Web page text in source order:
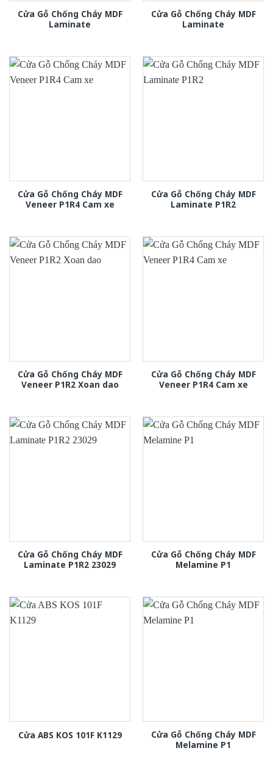
Cửa Gỗ Chống Cháy MDF
Laminate
Cửa Gỗ Chống Cháy MDF
Laminate
Cửa Gỗ Chống Cháy MDF
Veneer P1R4 Cam xe
Cửa Gỗ Chống Cháy MDF
Laminate P1R2
Cửa Gỗ Chống Cháy MDF
Veneer P1R2 Xoan dao
Cửa Gỗ Chống Cháy MDF
Veneer P1R4 Cam xe
Cửa Gỗ Chống Cháy MDF
Laminate P1R2 23029
Cửa Gỗ Chống Cháy MDF
Melamine P1
Cửa ABS KOS 101F K1129
Cửa Gỗ Chống Cháy MDF
Melamine P1